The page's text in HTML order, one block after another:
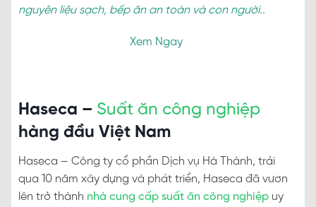
nguyên liệu sạch, bếp ăn an toàn và con người..
Xem Ngay
Haseca – Suất ăn công nghiệp
hàng đầu Việt Nam
Haseca – Công ty cổ phần Dịch vụ Hà Thành, trải
qua 10 năm xây dựng và phát triển, Haseca đã vươn
lên trở thành nhà cung cấp suất ăn công nghiệp uy